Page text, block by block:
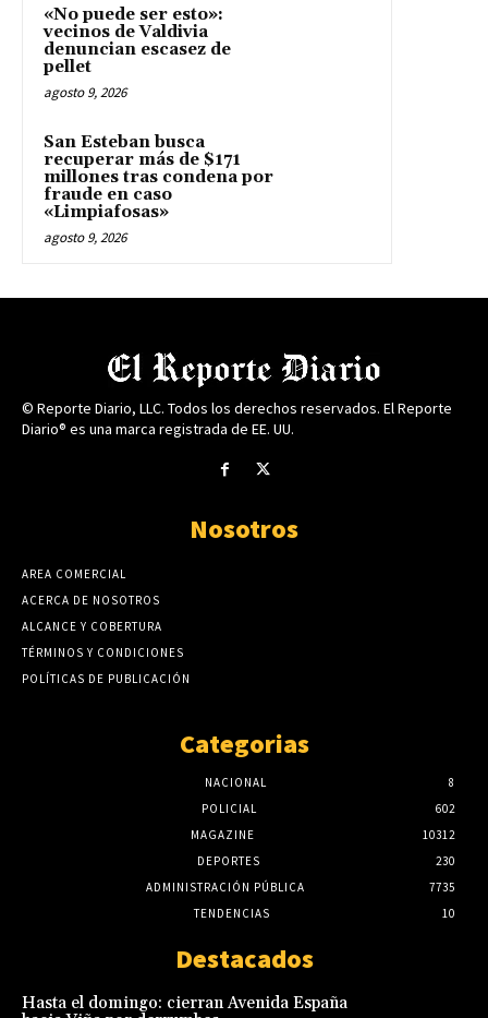
«No puede ser esto»:
vecinos de Valdivia
denuncian escasez de
pellet
agosto 9, 2026
San Esteban busca
recuperar más de $171
millones tras condena por
fraude en caso
«Limpiafosas»
agosto 9, 2026
© Reporte Diario, LLC. Todos los derechos reservados. El Reporte
Diario® es una marca registrada de EE. UU.
Nosotros
AREA COMERCIAL
ACERCA DE NOSOTROS
ALCANCE Y COBERTURA
TÉRMINOS Y CONDICIONES
POLÍTICAS DE PUBLICACIÓN
Categorias
NACIONAL
8
POLICIAL
602
MAGAZINE
10312
DEPORTES
230
ADMINISTRACIÓN PÚBLICA
7735
TENDENCIAS
10
Destacados
Hasta el domingo: cierran Avenida España